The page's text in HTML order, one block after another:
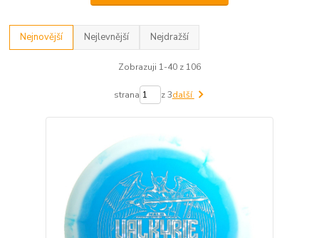
Nejnovější Nejlevnější Nejdražší
Zobrazuji 1-40 z 106
strana z 3další